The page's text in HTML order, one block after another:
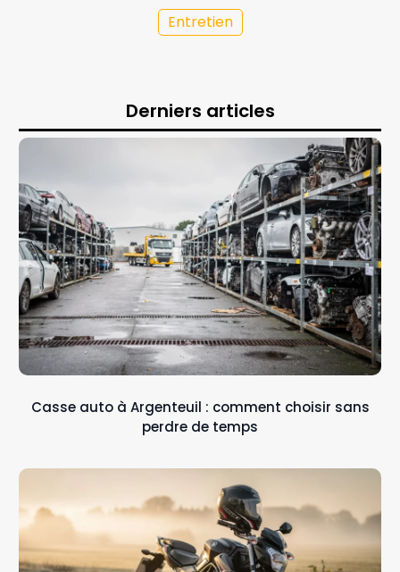
Entretien
Derniers articles
Casse auto à Argenteuil : comment choisir sans
perdre de temps